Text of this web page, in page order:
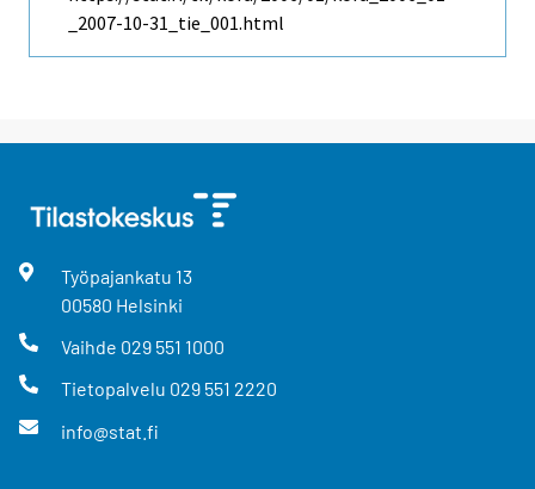
_2007-10-31_tie_001.html
Työpajankatu 13
00580 Helsinki
Vaihde 029 551 1000
Tietopalvelu 029 551 2220
info@stat.fi